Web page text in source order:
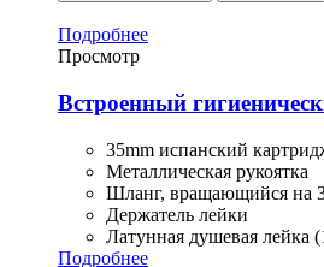
Подробнее
Просмотр
Встроенный
35mm испанский
Металлическая рукоятка
Шланг, вращающийся на
Держатель лейки
Латунная душевая лейка
Подробнее